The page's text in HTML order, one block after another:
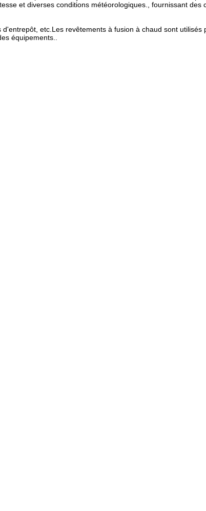
et diverses conditions météorologiques., fournissant des
etc.Les revêtements à fusion à chaud sont utilisés
équipements..